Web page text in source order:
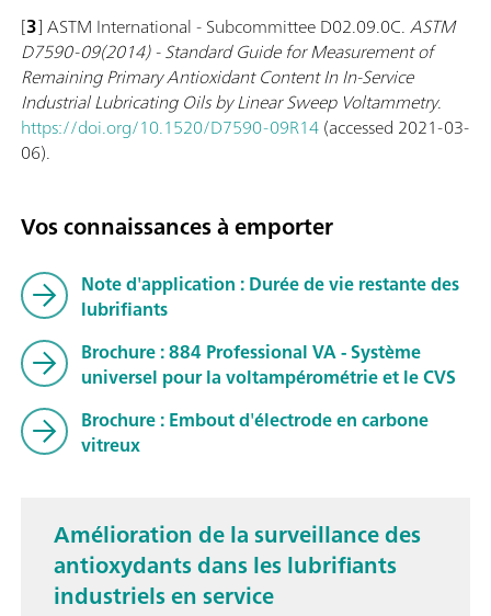
[3] ASTM International - Subcommittee D02.09.0C.ASTM
D7590-09(2014) - Standard Guide for Measurement of
Remaining Primary Antioxidant Content In In-Service
Industrial Lubricating Oils by Linear Sweep Voltammetry.
https://doi.org/10.1520/D7590-09R14(accessed 2021-03-
06).
Vos connaissances à emporter
Note d'application : Durée de vie restante des
lubrifiants
Brochure : 884 Professional VA - Système
universel pour la voltampérométrie et le CVS
Brochure : Embout d'électrode en carbone
vitreux
Amélioration de la surveillance des
antioxydants dans les lubrifiants
industriels en service